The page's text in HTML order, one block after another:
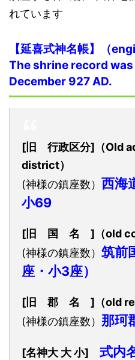
れています
【延喜式神名帳】（
The shrine record
December 927 AD.
[旧 行政区分]（Old
district）
(神様の鎮座数） 西海
小69
[旧 国 名 ]（old
(神様の鎮座数） 筑前
座・小3座）
[旧 郡 名 ]（old
(神様の鎮座数） 那珂
[名神大 大 小] 式内